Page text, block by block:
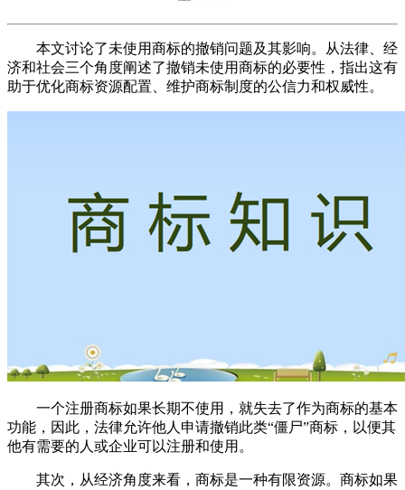
本文讨论了未使用商标的撤销问题及其影响。从法律、经
济和社会三个角度阐述了撤销未使用商标的必要性，指出这有
助于优化商标资源配置、维护商标制度的公信力和权威性。
一个注册商标如果长期不使用，就失去了作为商标的基本
功能，因此，法律允许他人申请撤销此类“僵尸”商标，以便其
他有需要的人或企业可以注册和使用。
其次，从经济角度来看，商标是一种有限资源。商标如果